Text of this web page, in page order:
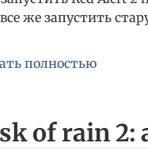
же запустить
полностью
of rain 2: